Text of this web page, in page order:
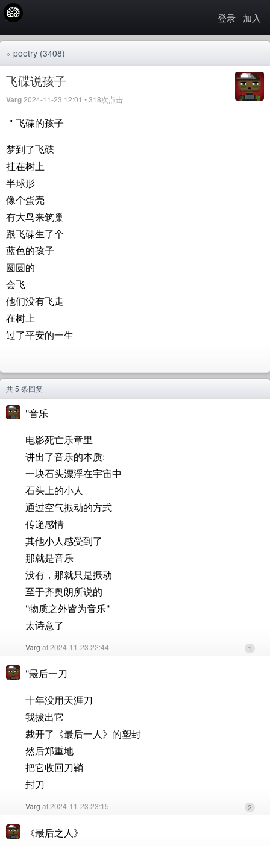
登录 加入
» poetry (3408)
飞碟说孩子
Varg2024-11-23 12:01 • 318次点击
＂飞碟的孩子
梦到了飞碟
挂在树上
半球形
像个蛋壳
有大鸟来筑巢
跟飞碟生了个
蓝色的孩子
圆圆的
会飞
他们没有飞走
在树上
过了平安的一生
共 5 条回复
"音乐
电影死亡乐章里
讲出了音乐的本质:
一块石头漂浮在宇宙中
石头上的小人
通过空气振动的方式
传递感情
其他小人感受到了
那就是音乐
没有，那就只是振动
至于齐奥朗所说的
"物质之外皆为音乐"
太诗意了
Varg at 2024-11-23 22:44 1
"最后一刀
十年没用天涯刀
我拔出它
裁开了《最后一人》的塑封
然后郑重地
把它收回刀鞘
封刀
Varg at 2024-11-23 23:15 2
《最后之人》